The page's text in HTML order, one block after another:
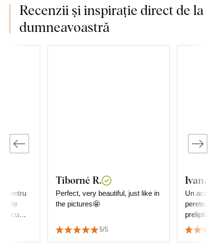
Recenzii și inspirație direct de la
dumneavoastră
pentru
cu
Tiborné R.
Perfect, very beautiful, just like in
the pictures🤩
5/5
Ivana
Un
perete,
prelipită,
calitate...